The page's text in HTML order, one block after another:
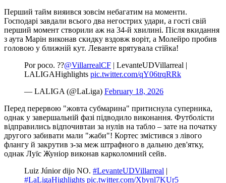
Перший тайм вияився зовсім небагатим на моменти.
Господарі завдали всього два негострих удари, а гості свій
перший момент створили аж на 34-й хвилині. Після вкидання
з аута Марін виконав скидку вздовж воріт, а Молейро пробив
головою у ближній кут. Леванте врятувала стійка!
Por poco. ??@VillarrealCF | LevanteUDVillarreal |
LALIGAHighlights pic.twitter.com/qY06trqRRk
— LALIGA (@LaLiga) February 18, 2026
Перед перервою "жовта субмарина" притиснула суперника,
однак у завершальній фазі підводило виконання. Футболісти
відправились відпочивтаи за нулів на табло – зате на початку
другого забивати мали "жаби"! Кортес змістився з лівого
флангу й закрутив з-за меж штрафного в дальню дев'ятку,
однак Луїс Жуніор виконав карколомний сейв.
Luiz Júnior dijo NO. #LevanteUDVillarreal |
#LaLigaHighlights pic.twitter.com/Xbynl7KUr5